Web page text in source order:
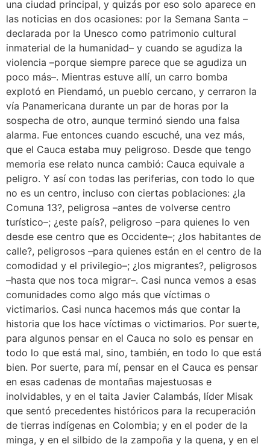
una ciudad principal, y quizás por eso solo aparece en
las noticias en dos ocasiones: por la Semana Santa –
declarada por la Unesco como patrimonio cultural
inmaterial de la humanidad– y cuando se agudiza la
violencia –porque siempre parece que se agudiza un
poco más–. Mientras estuve allí, un carro bomba
explotó en Piendamó, un pueblo cercano, y cerraron la
vía Panamericana durante un par de horas por la
sospecha de otro, aunque terminó siendo una falsa
alarma. Fue entonces cuando escuché, una vez más,
que el Cauca estaba muy peligroso. Desde que tengo
memoria ese relato nunca cambió: Cauca equivale a
peligro. Y así con todas las periferias, con todo lo que
no es un centro, incluso con ciertas poblaciones: ¿la
Comuna 13?, peligrosa –antes de volverse centro
turístico–; ¿este país?, peligroso –para quienes lo ven
desde ese centro que es Occidente–; ¿los habitantes de
calle?, peligrosos –para quienes están en el centro de la
comodidad y el privilegio–; ¿los migrantes?, peligrosos
–hasta que nos toca migrar–. Casi nunca vemos a esas
comunidades como algo más que víctimas o
victimarios. Casi nunca hacemos más que contar la
historia que los hace víctimas o victimarios. Por suerte,
para algunos pensar en el Cauca no solo es pensar en
todo lo que está mal, sino, también, en todo lo que está
bien. Por suerte, para mí, pensar en el Cauca es pensar
en esas cadenas de montañas majestuosas e
inolvidables, y en el taita Javier Calambás, líder Misak
que sentó precedentes históricos para la recuperación
de tierras indígenas en Colombia; y en el poder de la
minga, y en el silbido de la zampoña y la quena, y en el